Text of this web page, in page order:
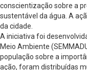
conscientização sobre a
sustentável da água. A
da cidade.
A iniciativa foi
Meio Ambiente
população sobre a
ação, foram distribuídas